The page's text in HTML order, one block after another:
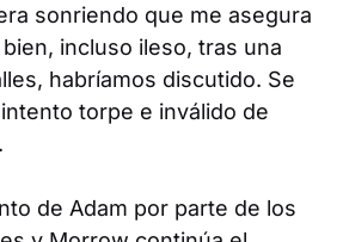
sonriendo que me asegura
incluso ileso, tras una
habríamos discutido. Se
torpe e inválido de
de Adam por parte de los